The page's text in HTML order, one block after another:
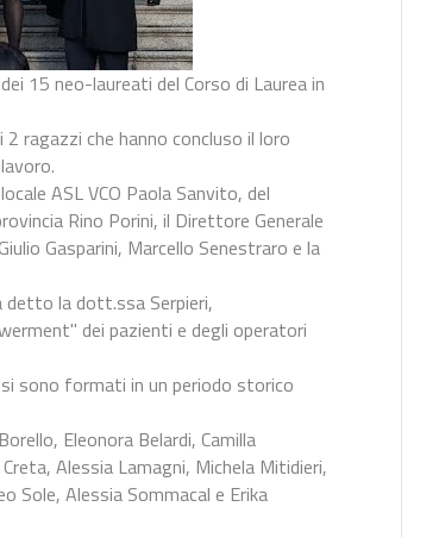
15 neo-laureati del Corso di Laurea in
ragazzi che hanno concluso il loro
ASL VCO Paola Sanvito, del
Rino Porini, il Direttore Generale
Gasparini, Marcello Senestraro e la
detto la dott.ssa Serpieri,
dei pazienti e degli operatori
sono formati in un periodo storico
Eleonora Belardi, Camilla
Alessia Lamagni, Michela Mitidieri,
Sole, Alessia Sommacal e Erika